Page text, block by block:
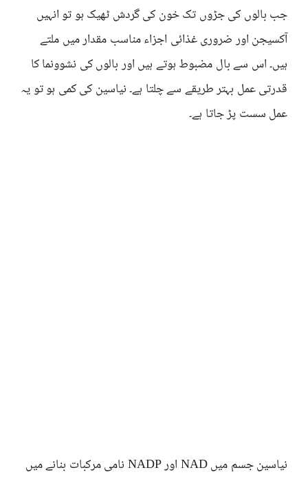
جب بالوں کی جڑوں تک خون کی گردش ٹھیک ہو تو انہیں
آکسیجن اور ضروری غذائی اجزاء مناسب مقدار میں ملتے
ہیں۔ اس سے بال مضبوط ہوتے ہیں اور بالوں کی نشوونما کا
قدرتی عمل بہتر طریقے سے چلتا ہے۔ نیاسین کی کمی ہو تو یہ
عمل سست پڑ جاتا ہے۔
نیاسین جسم میں NAD اور NADP نامی مرکبات بنانے میں